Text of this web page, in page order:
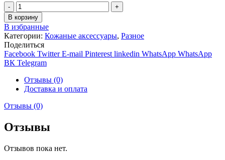
Количество
В корзину
В избранные
Категории: Кожаные аксессуары, Разное
Поделиться
Facebook Twitter E-mail Pinterest linkedin WhatsApp WhatsApp
ВК Telegram
Отзывы (0)
Доставка и оплата
Отзывы (0)
Отзывы
Отзывов пока нет.